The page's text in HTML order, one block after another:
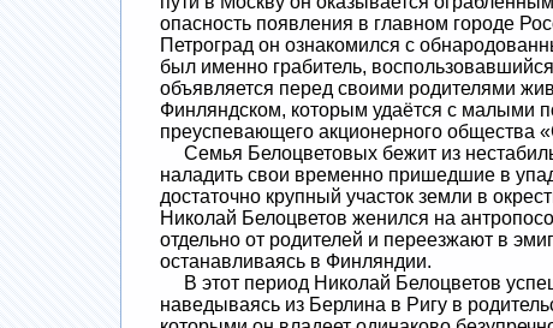
опасность появления в главном городе
Петроград он ознакомился с
был именно грабитель,
объявляется перед своими родителями
Финляндском, которым удаётся с малыми
преуспевающего акционерного общества
Семья Белоцветовых бежит из
наладить свои временно пришедшие в
достаточно крупный участок земли в
Николай Белоцветов женился на
отдельно от родителей и переезжают в
останавливаясь в Финляндии.
В этот период Николай Белоцветов
наведываясь из Берлина в Ригу в